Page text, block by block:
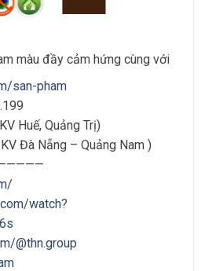
màu đầy cảm hứng cùng với
san-pham
Huế, Quảng Trị)
Đà Nẵng – Quảng Nam )
watch?
@thn.group